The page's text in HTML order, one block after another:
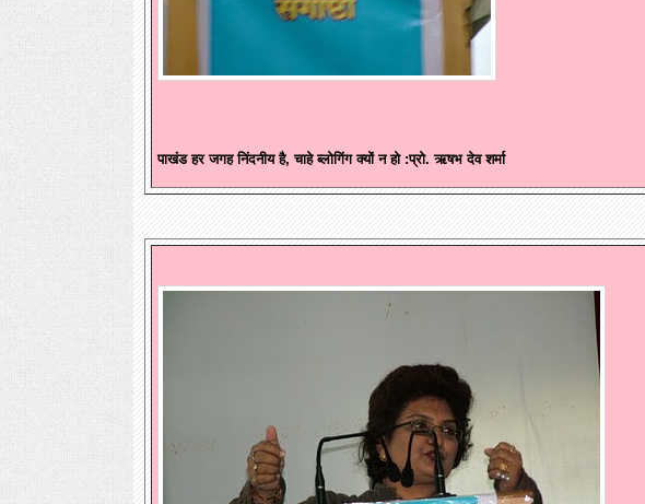
पाखंड हर जगह निंदनीय है, चाहे ब्लोगिंग क्यों न हो :प्रो. ऋषभ देव शर्मा